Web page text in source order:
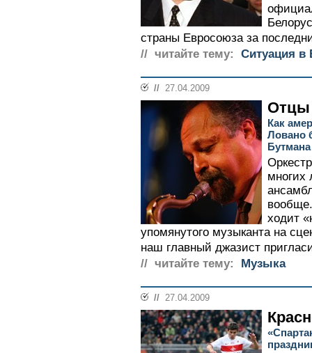
страны Евросоюза за
// читайте тему:
Ситуация в
// 27.04.2009
Как
Ловано
Бутмана
многих
ходит
упомянутого музыканта на
наш главный джазист
// читайте тему:
Музыка
// 27.04.2009